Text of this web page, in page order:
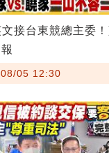
接台東競總主委
05 12:30